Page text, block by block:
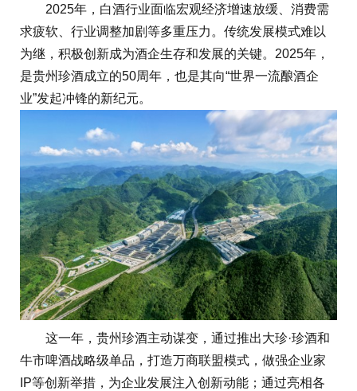
2025年，白酒行业面临宏观经济增速放缓、消费需
求疲软、行业调整加剧等多重压力。传统发展模式难以
为继，积极创新成为酒企生存和发展的关键。2025年，
是贵州珍酒成立的50周年，也是其向“世界一流酿酒企
业”发起冲锋的新纪元。
这一年，贵州珍酒主动谋变，通过推出大珍·珍酒和
牛市啤酒战略级单品，打造万商联盟模式，做强企业家
IP等创新举措，为企业发展注入创新动能；通过亮相各